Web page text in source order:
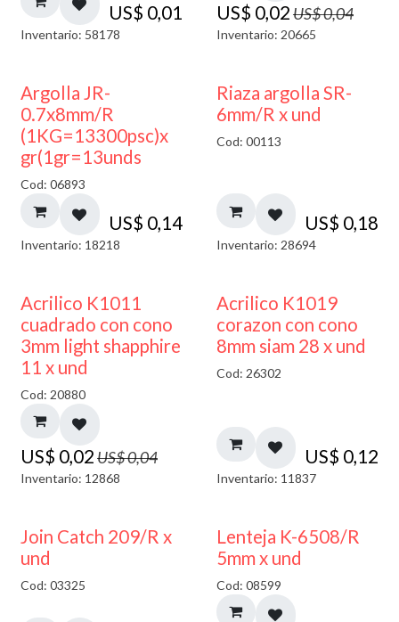
US$ 0,01
Inventario: 58178
US$ 0,02US$0,04
Inventario: 20665
Argolla JR-
0.7x8mm/R
(1KG=13300psc)x
gr(1gr=13unds
Cod: 06893
US$ 0,14
Inventario: 18218
Riaza argolla SR-
6mm/R x und
Cod: 00113
US$ 0,18
Inventario: 28694
50% DESCUENTO
Acrilico K1011
cuadrado con cono
3mm light shapphire
11 x und
Cod: 20880
US$ 0,02US$0,04
Inventario: 12868
Acrilico K1019
corazon con cono
8mm siam 28 x und
Cod: 26302
US$ 0,12
Inventario: 11837
Join Catch 209/R x
und
Cod: 03325 50% DESCUENTO
Lenteja K-6508/R
5mm x und
Cod: 08599